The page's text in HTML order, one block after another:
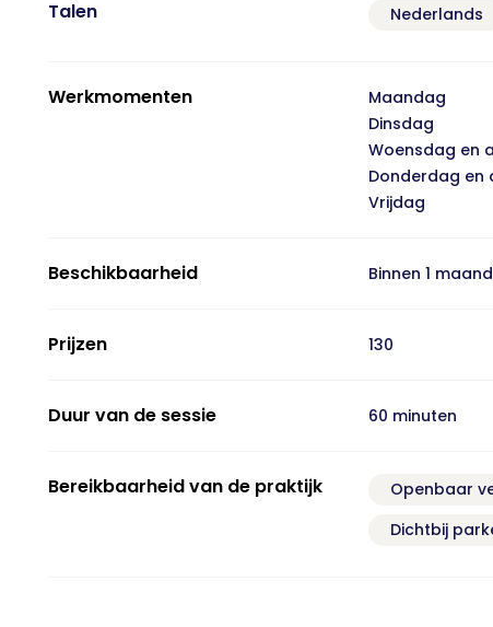
Talen Nederlands
Werkmomenten
Maandag
Dinsdag
Woensdag en
Donderdag en
Vrijdag
Beschikbaarheid Binnen 1 maand
Prijzen 130
Duur van de sessie 60 minuten
Bereikbaarheid van de praktijk Openbaar
Dichtbij